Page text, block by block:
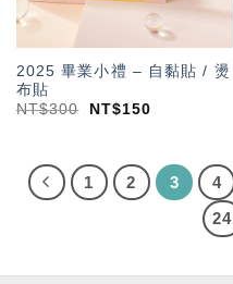
2025 畢業小禮 – 自黏貼 / 燙
布貼
NT$300 NT$150
1 2 3 4
24